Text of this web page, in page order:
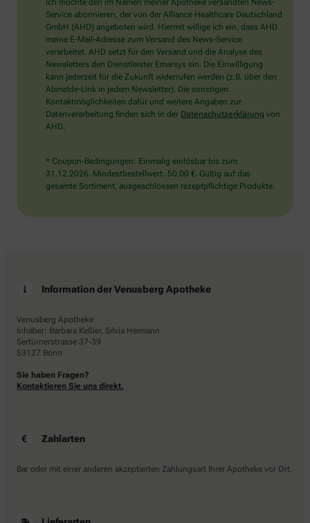
Dann
wählen
Sie
bitte
das
Flugzeug.
Ich möchte den im Namen meiner Apotheke versandten News-
Service abonnieren, der von der Alliance Healthcare Deutschland
GmbH (AHD) angeboten wird. Hiermit willige ich ein, dass AHD
meine E-Mail-Adresse zum Versand des News-Service
verarbeitet. AHD setzt für den Versand und die Analyse des
Newsletters den Dienstleister Emarsys ein. Die Einwilligung
kann jederzeit für die Zukunft widerrufen werden (z.B. über den
Abmelde-Link in jedem Newsletter). Die sonstigen
Kontaktmöglichkeiten dafür und weitere Angaben zur
Datenverarbeitung finden sich in der Datenschutzerklärung von
AHD.
* Coupon-Bedingungen: Einmalig einlösbar bis zum
31.12.2026. Mindestbestellwert: 50,00 €. Gültig auf das
gesamte Sortiment, ausgeschlossen rezeptpflichtige Produkte.
Information der Venusberg Apotheke
Venusberg Apotheke
Inhaber: Barbara Keßler, Silvia Heimann
Sertürnerstrasse 37-39
53127 Bonn
Sie haben Fragen?
Kontaktieren Sie uns direkt.
Zahlarten
Bar oder mit einer anderen akzeptierten Zahlungsart Ihrer Apotheke vor Ort.